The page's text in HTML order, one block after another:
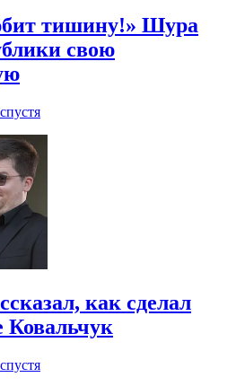
тишину!» Шура
свою
как сделал
Ковальчук